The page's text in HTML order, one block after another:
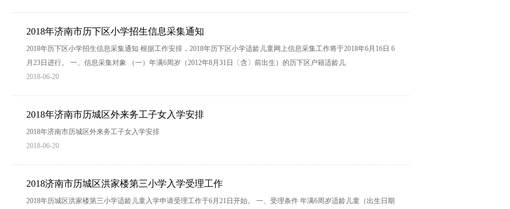
2018年济南市历下区小学招生信息采集通知
2018年历下区小学招生信息采集通知 根据工作安排，2018年历下区小学适龄儿童网上信息采集工作将于2018年6月16日 6
月23日进行。 一、信息采集对象 （一）年满6周岁（2012年8月31日〔含〕前出生）的历下区户籍适龄儿
2018-06-20
2018年济南市历城区外来务工子女入学安排
2018年济南市历城区外来务工子女入学安排
2018-06-20
2018济南市历城区洪家楼第三小学入学受理工作
2018年历城区洪家楼第三小学适龄儿童入学申请受理工作于6月21日开始。 一、受理条件 年满6周岁适龄儿童（出生日期